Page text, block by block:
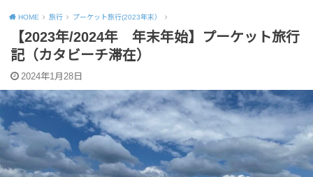
HOME 旅行 プーケット旅行(2023年末）
【2023年/2024年 年末年始】プーケット旅行
記（カタビーチ滞在）
2024年1月28日